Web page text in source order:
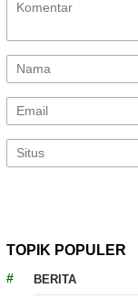
TOPIK POPULER
BERITA